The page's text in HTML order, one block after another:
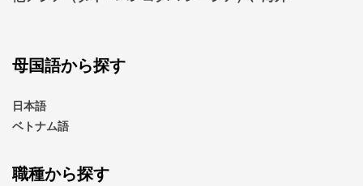
母国語から探す
日本語
ベトナム語
職種から探す